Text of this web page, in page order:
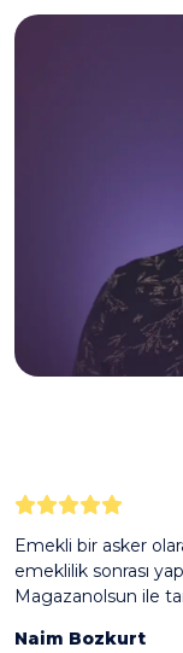
Emekli bir asker
emeklilik sonrası
Magazanolsun ile
bağımsız bir
Naim Bozkurt